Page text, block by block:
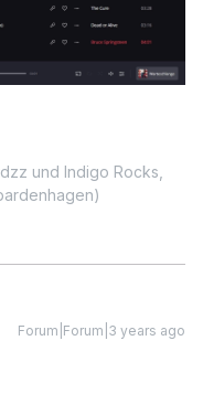
und Indigo Rocks,
Forum|Forum|3 years ago